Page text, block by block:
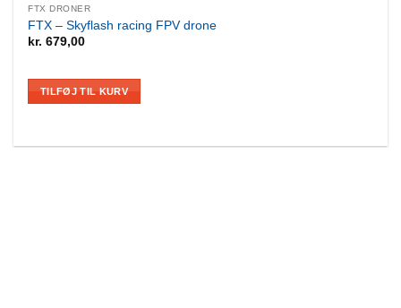
FTX DRONER
FTX – Skyflash racing FPV drone
kr. 679,00
TILFØJ TIL KURV